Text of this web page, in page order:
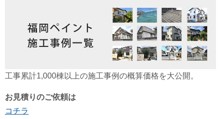
工事累計1,000棟以上の施工事例の概算価格を大公開。
お見積りのご依頼は
コチラ